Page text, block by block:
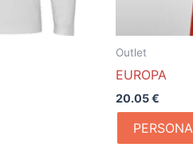
Outlet
EUROPA
20.05€